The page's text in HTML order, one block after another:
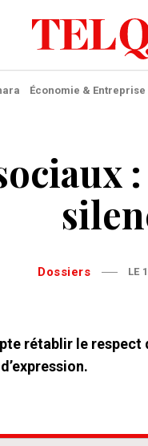
Économie & Entreprise
Dossiers LE
rétablir le